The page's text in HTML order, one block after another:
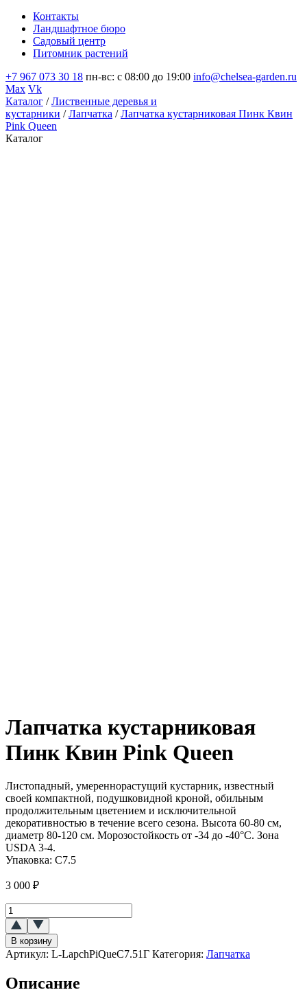
Контакты
Ландшафтное бюро
Садовый центр
Питомник растений
+7 967 073 30 18 пн-вс: с 08:00 до 19:00 info@chelsea-garden.ru
Max Vk
Каталог /Лиственные деревья и
кустарники /Лапчатка /Лапчатка кустарниковая Пинк Квин
Pink Queen
Каталог
Лапчатка кустарниковая
Пинк Квин Pink Queen
Листопадный, умереннорастущий кустарник, известный
своей компактной, подушковидной кроной, обильным
продолжительным цветением и исключительной
декоративностью в течение всего сезона. Высота 60-80 см,
диаметр 80-120 см. Морозостойкость от -34 до -40°C. Зона
USDA 3-4.
Упаковка: C7.5
3 000 ₽
Количество
товара
Лапчатка
кустарниковая
Пинк
(Pink
В корзину
Артикул: L-LapchPiQueC7.51Г Категория: Лапчатка
Описание